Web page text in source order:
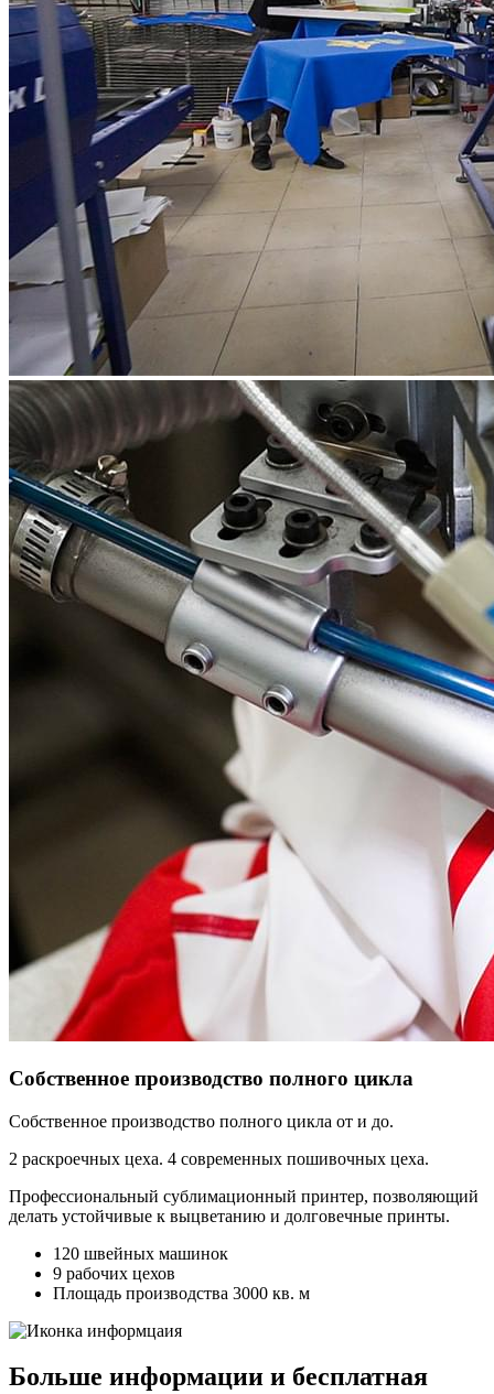
Собственное производство полного цикла
Собственное производство полного цикла от и до.
2 раскроечных цеха. 4 современных пошивочных цеха.
Профессиональный сублимационный принтер, позволяющий
делать устойчивые к выцветанию и долговечные принты.
120 швейных машинок
9 рабочих цехов
Площадь производства 3000 кв. м
Больше информации и бесплатная